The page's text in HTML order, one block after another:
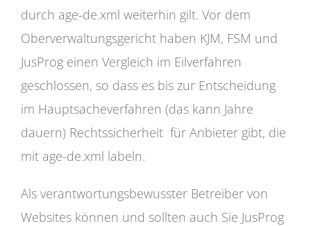
durch age-de.xml weiterhin gilt. Vor dem
Oberverwaltungsgericht haben KJM, FSM und
JusProg einen Vergleich im Eilverfahren
geschlossen, so dass es bis zur Entscheidung
im Hauptsacheverfahren (das kann Jahre
dauern) Rechtssicherheit für Anbieter gibt, die
mit age-de.xml labeln.
Als verantwortungsbewusster Betreiber von
Websites können und sollten auch Sie JusProg